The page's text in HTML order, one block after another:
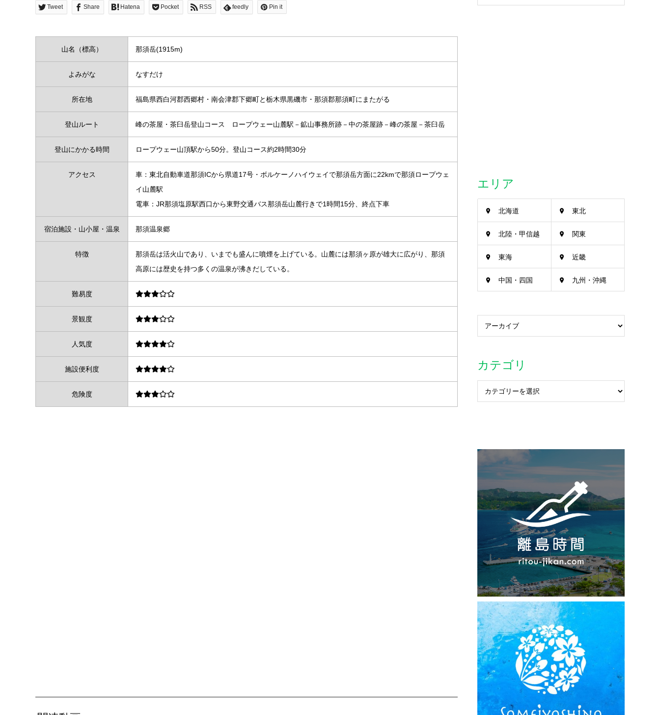
Tweet Share Hatena Pocket RSS feedly Pin it
山名（標高） 那須岳(1915m)
よみがな なすだけ
所在地 福島県西白河郡西郷村・南会津郡下郷町と栃木県黒磯市・那須郡那須町にまたがる
登山ルート 峰の茶屋・茶臼岳登山コース ロープウェー山麓駅－鉱山事務所跡－中の茶屋跡－峰の茶屋－茶臼岳
登山にかかる時間 ロープウェー山頂駅から50分。登山コース約2時間30分
アクセス
車：東北自動車道那須ICから県道17号・ボルケーノハイウェイで那須岳方面に22kmで那須ロープウェ
イ山麓駅
電車：JR那須塩原駅西口から東野交通バス那須岳山麓行きで1時間15分、終点下車
宿泊施設・山小屋・温泉 那須温泉郷
特徴
那須岳は活火山であり、いまでも盛んに噴煙を上げている。山麓には那須ヶ原が雄大に広がり、那須
高原には歴史を持つ多くの温泉が沸きだしている。
難易度
景観度
人気度
施設便利度
危険度
エリア
北海道 東北
北陸・甲信越 関東
東海 近畿
中国・四国 九州・沖縄
カテゴリ